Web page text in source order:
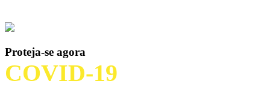
Proteja-se agora
COVID-19